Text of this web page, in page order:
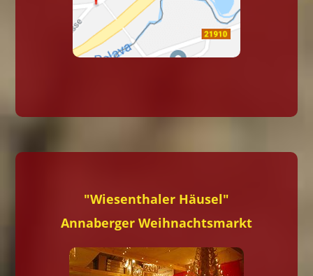
"Wiesenthaler Häusel"
Annaberger Weihnachtsmarkt